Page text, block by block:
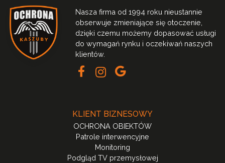
Nasza firma od 1994 roku nieustannie
obserwuje zmieniające się otoczenie,
dzięki czemu możemy dopasować usługi
do wymagań rynku i oczekiwań naszych
klientów.
KLIENT BIZNESOWY
OCHRONA OBIEKTÓW
Patrole interwencyjne
Monitoring
Podgląd TV przemysłowej